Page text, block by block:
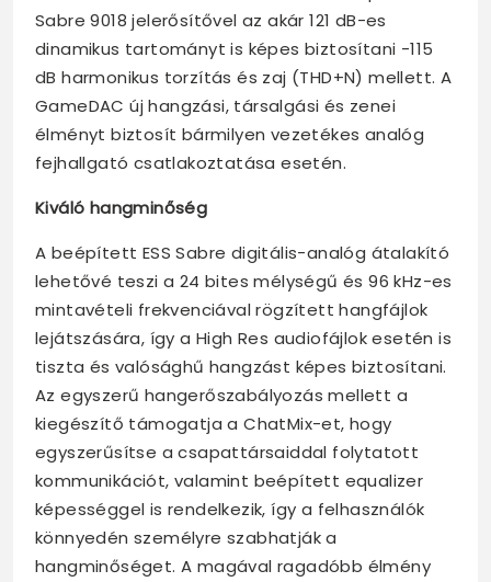
Sabre 9018 jelerősítővel az akár 121 dB-es
dinamikus tartományt is képes biztosítani -115
dB harmonikus torzítás és zaj (THD+N) mellett. A
GameDAC új hangzási, társalgási és zenei
élményt biztosít bármilyen vezetékes analóg
fejhallgató csatlakoztatása esetén.
Kiváló hangminőség
A beépített ESS Sabre digitális-analóg átalakító
lehetővé teszi a 24 bites mélységű és 96 kHz-es
mintavételi frekvenciával rögzített hangfájlok
lejátszására, így a High Res audiofájlok esetén is
tiszta és valósághű hangzást képes biztosítani.
Az egyszerű hangerőszabályozás mellett a
kiegészítő támogatja a ChatMix-et, hogy
egyszerűsítse a csapattársaiddal folytatott
kommunikációt, valamint beépített equalizer
képességgel is rendelkezik, így a felhasználók
könnyedén személyre szabhatják a
hangminőséget. A magával ragadóbb élmény